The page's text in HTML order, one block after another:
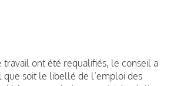
travail ont été requalifiés, le conseil a
que soit le libellé de l’emploi des